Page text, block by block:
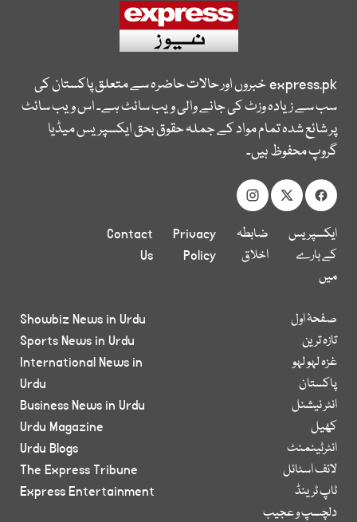
express.pkخبروں اور حالات حاضرہ سے متعلق پاکستان کی
سب سے زیادہ وزٹ کی جانے والی ویب سائٹ ہے۔ اس ویب سائٹ
پر شائع شدہ تمام مواد کے جملہ حقوق بحق ایکسپریس میڈیا
گروپ محفوظ ہیں۔
ایکسپریس
کے بارے
میں
ضابطہ
اخلاق
Privacy
Policy
Contact
Us
صفحۂ اول
تازہ ترین
غزہ لہو لہو
پاکستان
انٹر نیشنل
کھیل
انٹرٹینمنٹ
لائف اسٹائل
ٹاپ ٹرینڈ
دلچسپ و عجیب
Showbiz News in Urdu
Sports News in Urdu
International News in
Urdu
Business News in Urdu
Urdu Magazine
Urdu Blogs
The Express Tribune
Express Entertainment